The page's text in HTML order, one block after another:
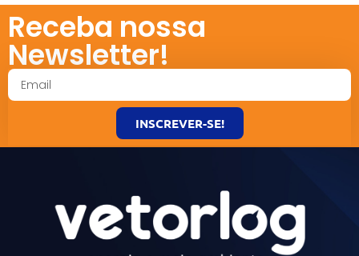
Receba nossa
Newsletter!
INSCREVER-SE!